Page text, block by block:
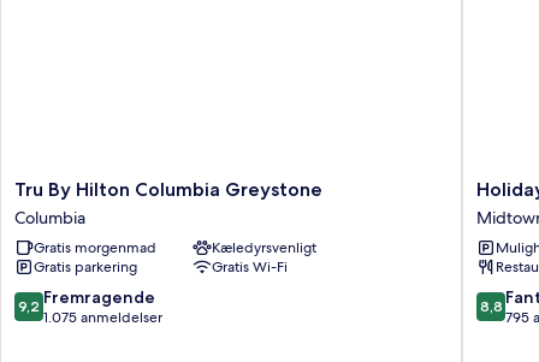
Tru
By
Hilton
Columbia
Greystone
Columbia
Tru By Hilton Columbia Greystone
Columbia
Gratis morgenmad
Kæledyrsvenligt
Gratis parkering
Gratis Wi-Fi
9.2
ud
9,2 Fremragende
1.075 anmeldelser
Holiday
Inn
-
by
IHG
8.8
ud
8,8
795